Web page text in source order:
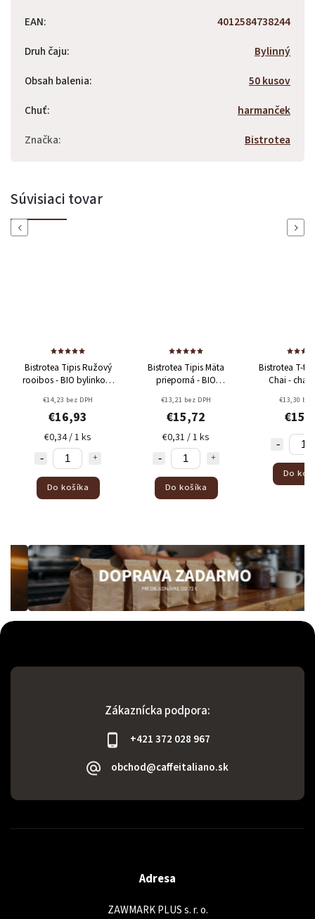
EAN:
4012584738244
Druh čaju:
Bylinný
Obsah balenia:
50 kusov
Chuť:
harmanček
Značka: Bistrotea
Súvisiaci tovar
Previous
Bistrotea Tipis Ružový
rooibos - BIO bylinkový
€14,23 bez DPH
€16,93
€0,34 / 1 ks
Do košíka
Bistrotea Tipis Mäta
prieporná - BIO
€13,21 bez DPH
€15,72
€0,31 / 1 ks
Do košíka
Bistrotea T-
Chai - chai
€13,30 bez
Do
Next
Zákaznícka podpora:
+421 372 028 967
obchod@caffeitaliano.sk
Adresa
ZAWMARK PLUS s. r. o.
Odoslať